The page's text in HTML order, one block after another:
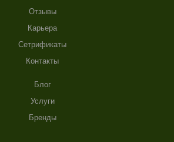
Отзывы
Карьера
Сетрификаты
Контакты
Блог
Услуги
Бренды